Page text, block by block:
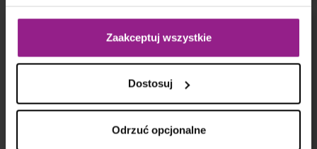
Zaakceptuj wszystkie
Dostosuj
Odrzuć opcjonalne